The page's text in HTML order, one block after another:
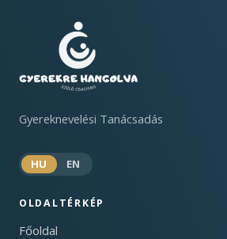
Gyereknevelési Tanácsadás
HU EN
OLDALTÉRKÉP
Főoldal